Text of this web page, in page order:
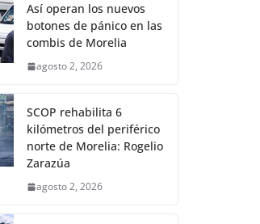
Así operan los nuevos
botones de pánico en las
combis de Morelia
agosto 2, 2026
SCOP rehabilita 6
kilómetros del periférico
norte de Morelia: Rogelio
Zarazúa
agosto 2, 2026